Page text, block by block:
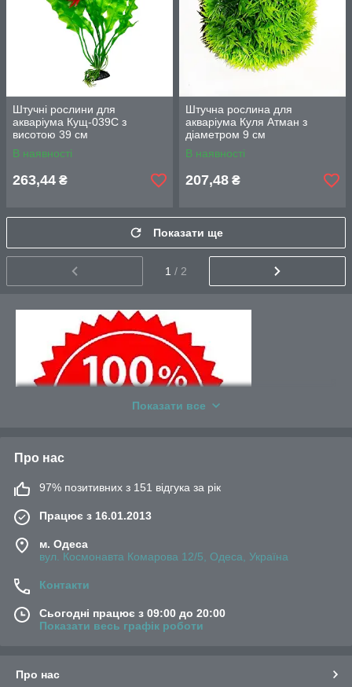
Штучні рослини для
акваріума Кущ-039C з
висотою 39 см
В наявності
263,44 ₴
Штучна рослина для
акваріума Куля Атман з
діаметром 9 см
В наявності
207,48 ₴
Показати ще
1 / 2
Показати все
Про нас
97% позитивних з 151 відгука за рік
Працює з 16.01.2013
м. Одеса
вул. Космонавта Комарова 12/5, Одеса, Україна
Контакти
Сьогодні працює з 09:00 до 20:00
Показати весь графік роботи
Про нас